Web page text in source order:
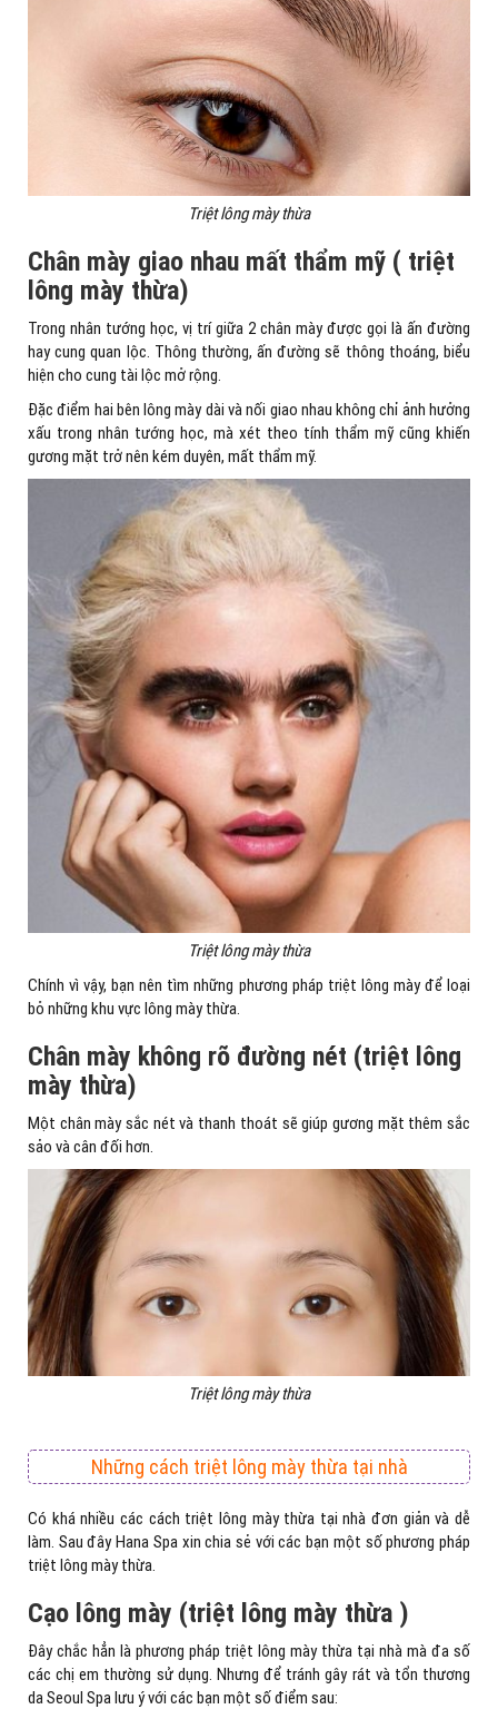
Triệt lông mày thừa
Chân mày giao nhau mất thẩm mỹ ( triệt
lông mày thừa)
Trong nhân tướng học, vị trí giữa 2 chân mày được gọi là ấn đường
hay cung quan lộc. Thông thường, ấn đường sẽ thông thoáng, biểu
hiện cho cung tài lộc mở rộng.
Đặc điểm hai bên lông mày dài và nối giao nhau không chỉ ảnh hưởng
xấu trong nhân tướng học, mà xét theo tính thẩm mỹ cũng khiến
gương mặt trở nên kém duyên, mất thẩm mỹ.
Triệt lông mày thừa
Chính vì vậy, bạn nên tìm những phương pháp triệt lông màyđể loại
bỏ những khu vực lông mày thừa.
Chân mày không rõ đường nét (triệt lông
mày thừa)
Một chân mày sắc nét và thanh thoát sẽ giúp gương mặt thêm sắc
sảo và cân đối hơn.
Triệt lông mày thừa
Những cách triệt lông mày thừa tại nhà
Có khá nhiều các cách triệt lông mày thừa tại nhà đơn giản và dễ
làm. Sau đây Hana Spa xin chia sẻ với các bạn một số phương pháp
triệt lông mày thừa.
Cạo lông mày (triệt lông mày thừa )
Đây chắc hẳn là phương pháp triệt lông mày thừa tại nhà mà đa số
các chị em thường sử dụng. Nhưng để tránh gây rát và tổn thương
da Seoul Spa lưu ý với các bạn một số điểm sau: